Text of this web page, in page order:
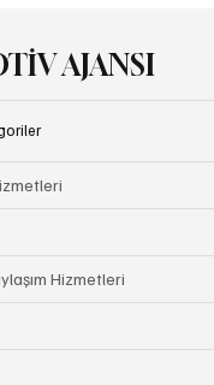
AJANSI
Hizmetleri